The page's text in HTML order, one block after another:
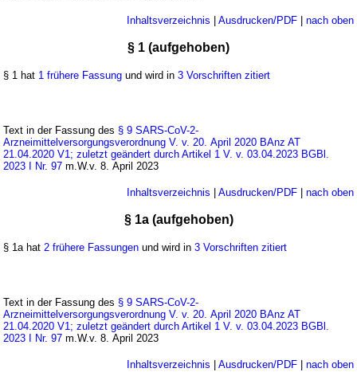
Inhaltsverzeichnis | Ausdrucken/PDF| nach oben
§ 1 (aufgehoben)
§ 1 hat 1 frühere Fassung und wird in3 Vorschriften zitiert
Text in der Fassung des § 9 SARS-CoV-2-
Arzneimittelversorgungsverordnung V. v. 20. April 2020 BAnz AT
21.04.2020 V1; zuletzt geändert durch Artikel 1 V. v. 03.04.2023 BGBl.
2023 I Nr. 97 m.W.v. 8. April 2023
Inhaltsverzeichnis | Ausdrucken/PDF| nach oben
§ 1a (aufgehoben)
§ 1a hat 2 frühere Fassungen und wird in3 Vorschriften zitiert
Text in der Fassung des § 9 SARS-CoV-2-
Arzneimittelversorgungsverordnung V. v. 20. April 2020 BAnz AT
21.04.2020 V1; zuletzt geändert durch Artikel 1 V. v. 03.04.2023 BGBl.
2023 I Nr. 97 m.W.v. 8. April 2023
Inhaltsverzeichnis | Ausdrucken/PDF| nach oben